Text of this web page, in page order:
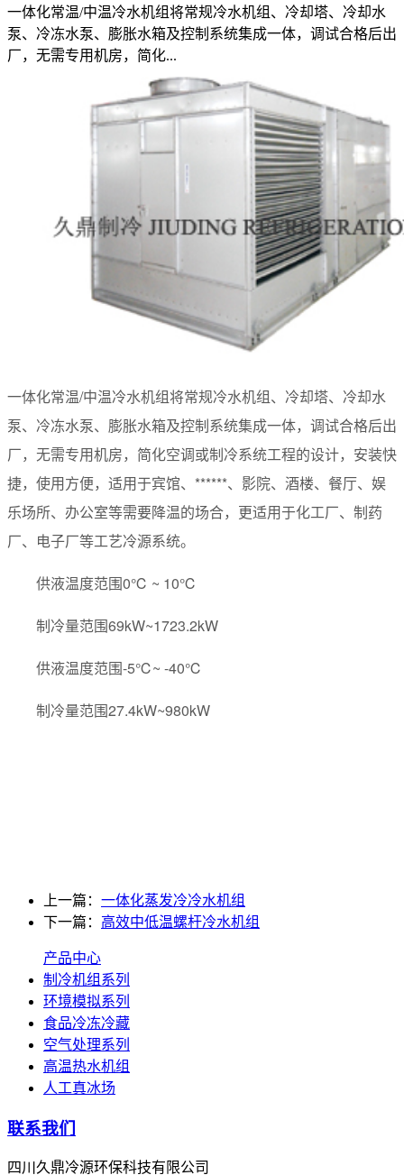
一体化常温/中温冷水机组将常规冷水机组、冷却塔、冷却水
泵、冷冻水泵、膨胀水箱及控制系统集成一体，调试合格后出
厂，无需专用机房，简化...
一体化常温/中温冷水机组将常规冷水机组、冷却塔、冷却水
泵、冷冻水泵、膨胀水箱及控制系统集成一体，调试合格后出
厂，无需专用机房，简化空调或制冷系统工程的设计，安装快
捷，使用方便，适用于宾馆、******、影院、酒楼、餐厅、娱
乐场所、办公室等需要降温的场合，更适用于化工厂、制药
厂、电子厂等工艺冷源系统。
供液温度范围0℃ ~ 10℃
制冷量范围69kW~1723.2kW
供液温度范围-5℃~ -40℃
制冷量范围27.4kW~980kW
上一篇： 一体化蒸发冷冷水机组
下一篇： 高效中低温螺杆冷水机组
产品中心
制冷机组系列
环境模拟系列
食品冷冻冷藏
空气处理系列
高温热水机组
人工真冰场
联系我们
四川久鼎冷源环保科技有限公司